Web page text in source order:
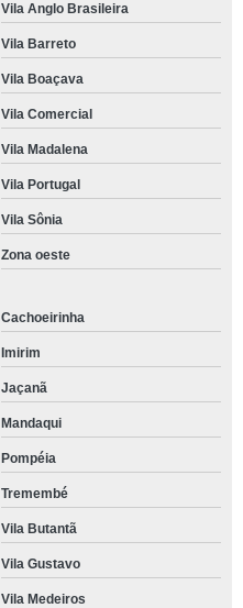
Vila Anglo Brasileira
Vila Barreto
Vila Boaçava
Vila Comercial
Vila Madalena
Vila Portugal
Vila Sônia
Zona oeste
Cachoeirinha
Imirim
Jaçanã
Mandaqui
Pompéia
Tremembé
Vila Butantã
Vila Gustavo
Vila Medeiros